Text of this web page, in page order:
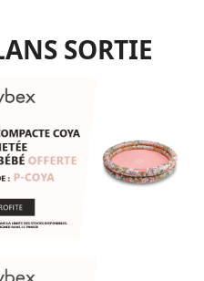
SORTIE